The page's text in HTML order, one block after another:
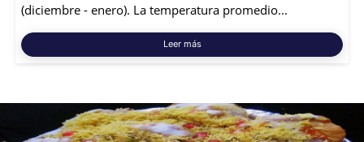
(diciembre - enero). La temperatura promedio...
Leer más